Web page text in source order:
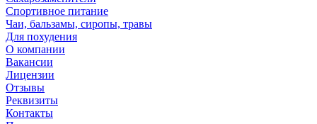
Спортивное питание
Чаи, бальзамы, сиропы, травы
Для похудения
О компании
Вакансии
Лицензии
Отзывы
Реквизиты
Контакты